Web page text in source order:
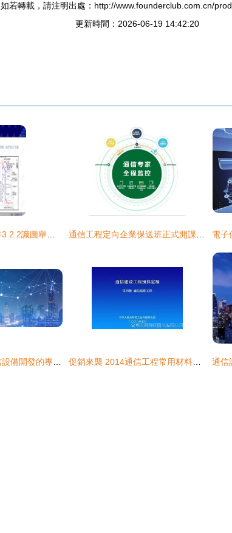
如若轉載，請注明出處：http://www.founderclub.com.cn/
更新時間：2026-06-19 14:42:20